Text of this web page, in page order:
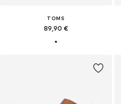
TOMS
89,90 €